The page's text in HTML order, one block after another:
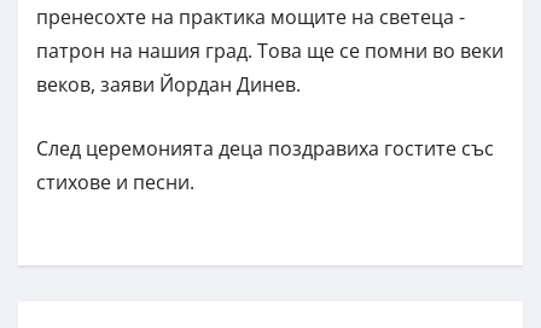
пренесохте на практика мощите на светеца -
патрон на нашия град. Това ще се помни во веки
веков, заяви Йордан Динев.
След церемонията деца поздравиха гостите със
стихове и песни.